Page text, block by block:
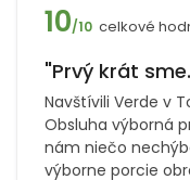
10/10 celkové
"Prvý krát
Navštívili Verde v
Obsluha výborná
nám niečo
výborne porcie